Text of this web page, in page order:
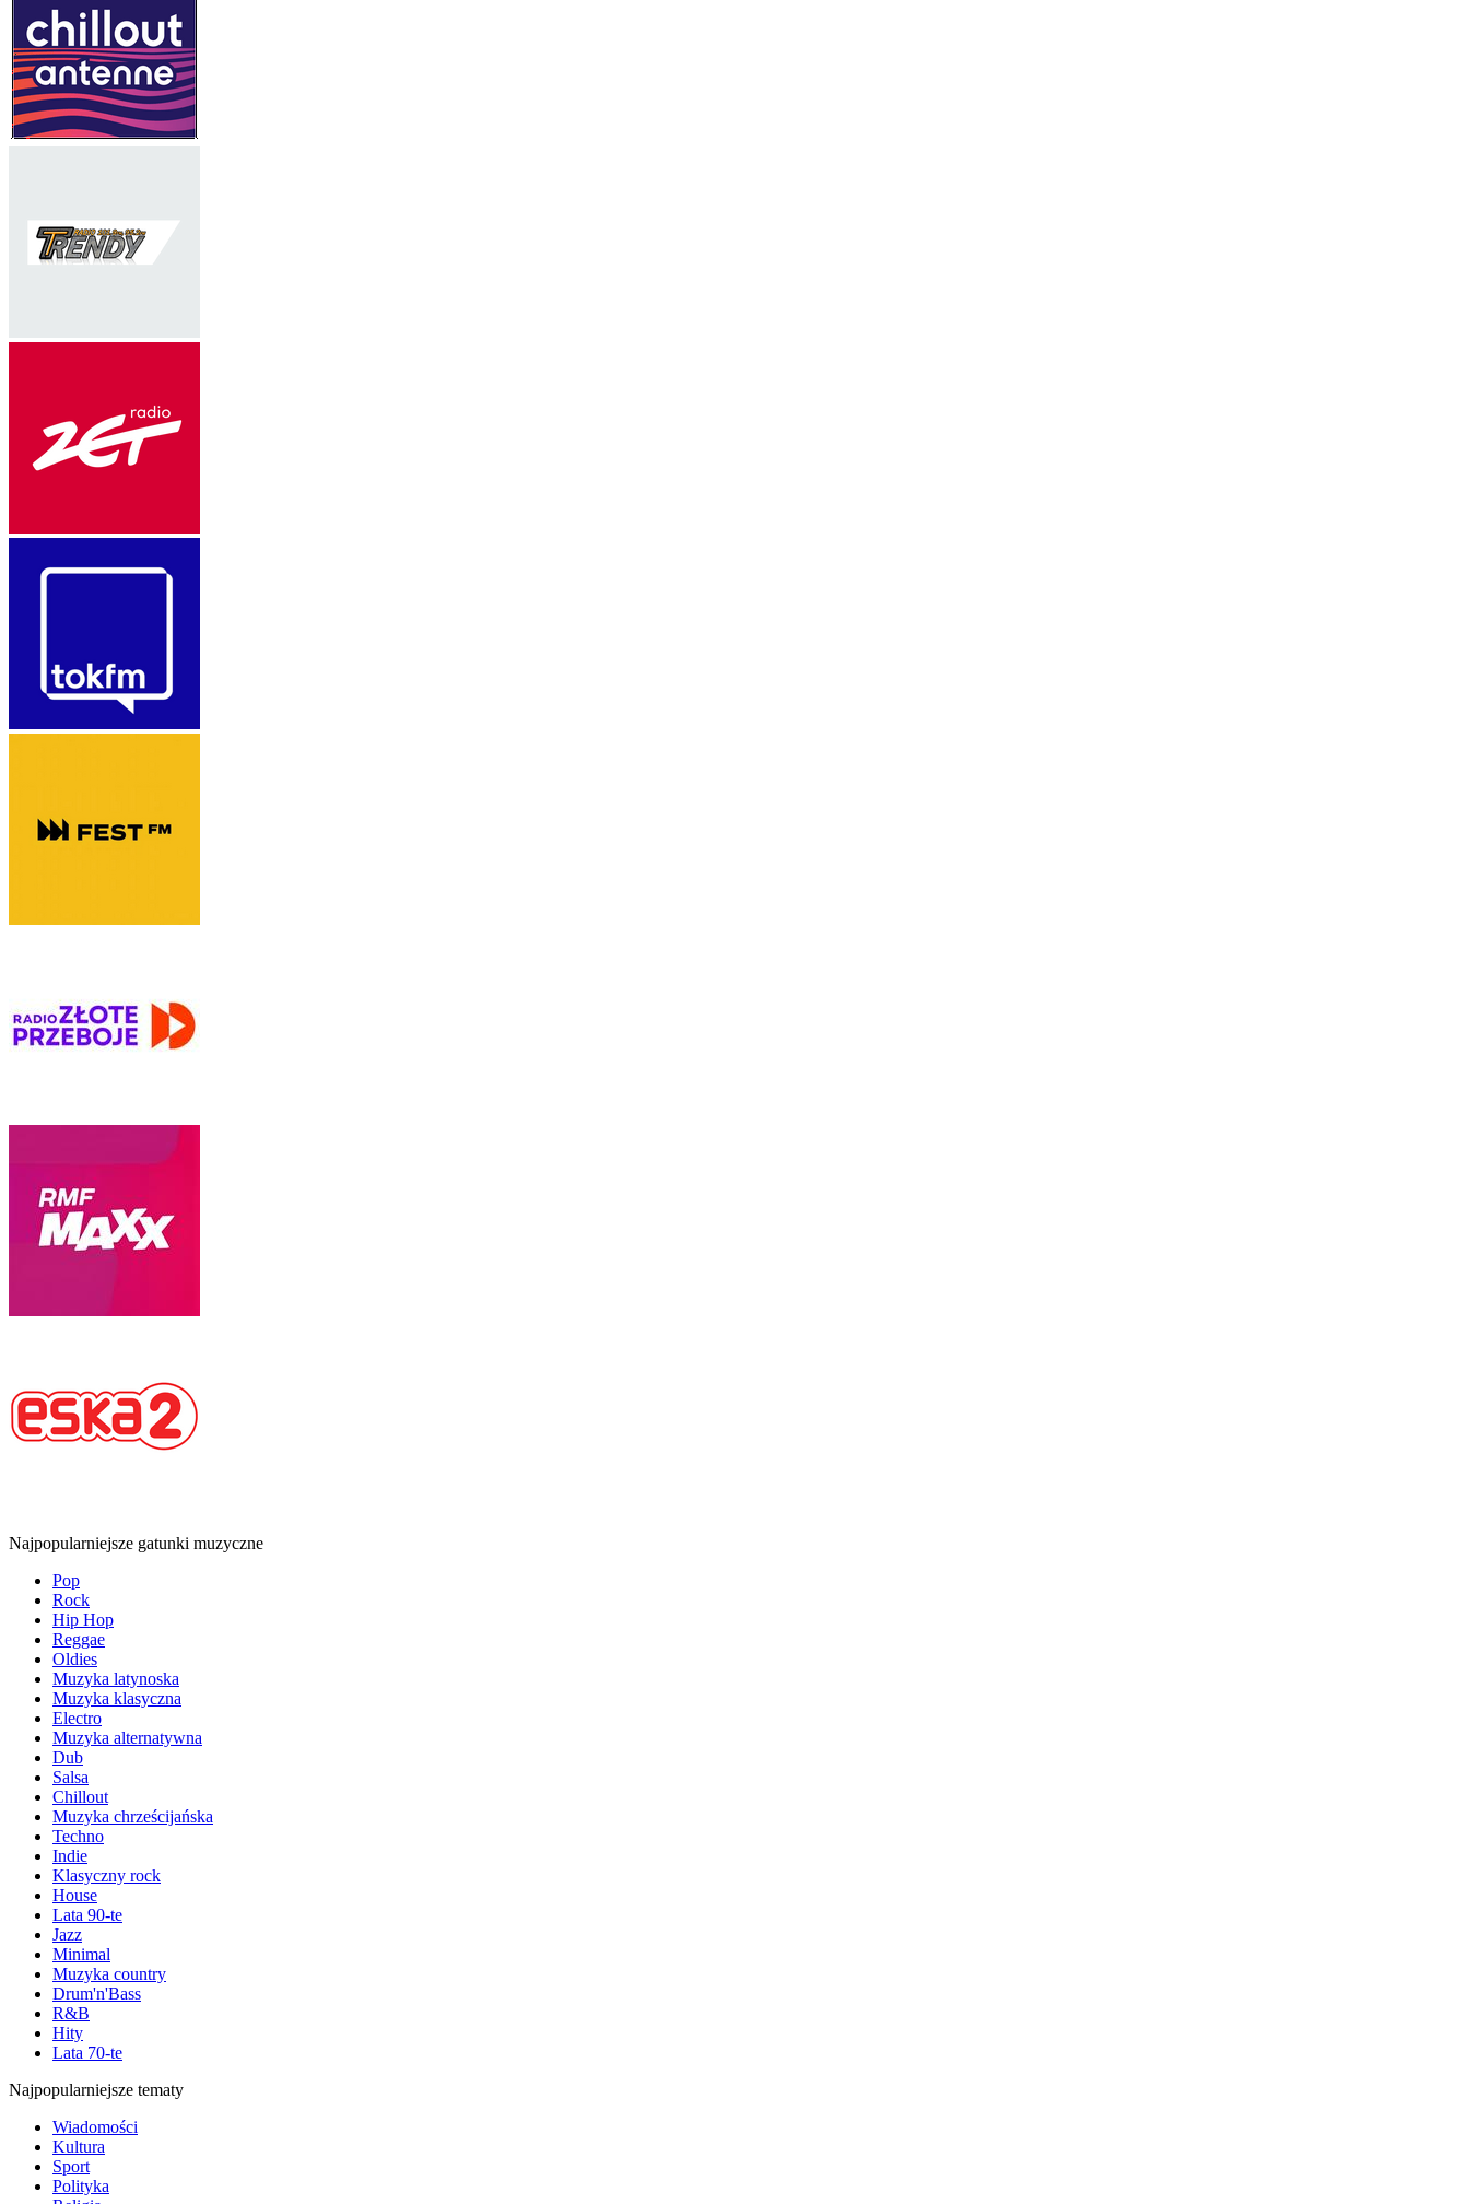
Najpopularniejsze gatunki muzyczne
Pop
Rock
Hip Hop
Reggae
Oldies
Muzyka latynoska
Muzyka klasyczna
Electro
Muzyka alternatywna
Dub
Salsa
Chillout
Muzyka chrześcijańska
Techno
Indie
Klasyczny rock
House
Lata 90-te
Jazz
Minimal
Muzyka country
Drum'n'Bass
R&B
Hity
Lata 70-te
Najpopularniejsze tematy
Wiadomości
Kultura
Sport
Polityka